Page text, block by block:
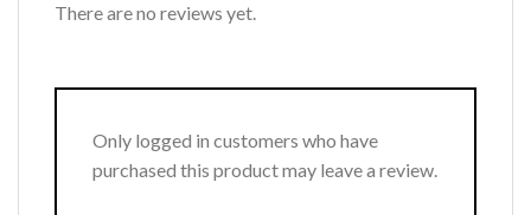
There are no reviews yet.
Only logged in customers who have
purchased this product may leave a review.